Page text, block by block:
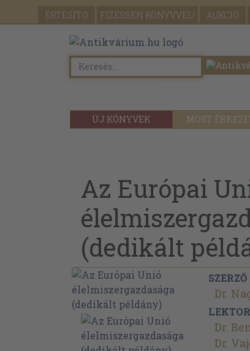
ÉRTESÍTŐ FIZESSEN KÖNYVVEL! AUKCIÓ
ÚJ KÖNYVEK MOST
Az Európai
(dedikált
SZERZŐ
Dr.
LEKTOR
Dr.
Dr.